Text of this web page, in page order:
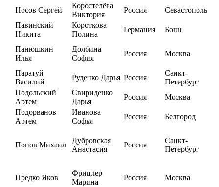
Носов Сергей
Коростелёва
Виктория
Россия
Севастополь
Павинский
Никита
Короткова
Полина
Германия Бонн
Панюшкин
Илья
Долбина
София
Россия Москва
Паратуй
Василий
Руденко Дарья Россия
Санкт-
Петербург
Подольский
Артем
Свириденко
Дарья
Россия
Москва
Подорванов
Артем
Иванова
Софья
Россия Белгород
Попов Михаил
Дубровская
Анастасия
Россия
Санкт-
Петербург
Предко Яков
Фрицлер
Марина
Россия Москва